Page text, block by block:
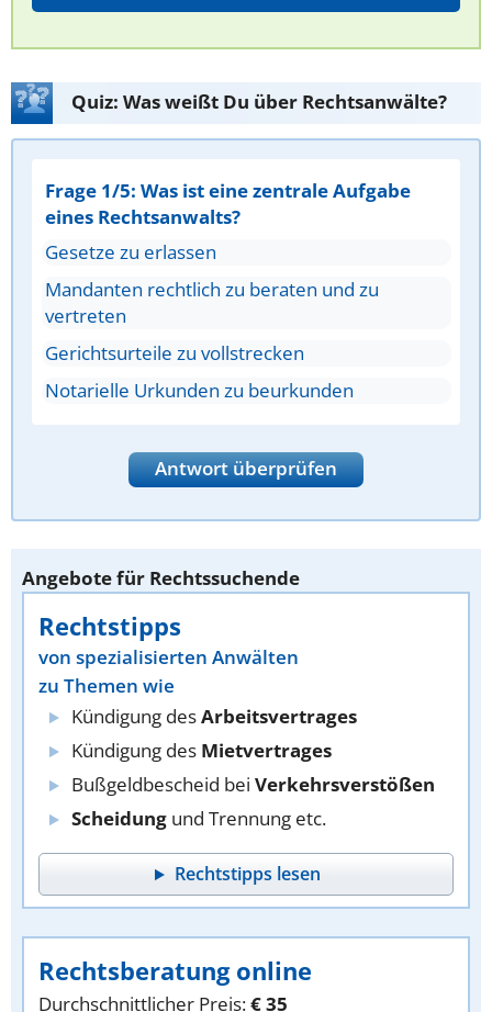
Quiz: Was weißt Du über Rechtsanwälte?
Frage 1/5: Was ist eine zentrale Aufgabe
eines Rechtsanwalts?
Gesetze zu erlassen
Mandanten rechtlich zu beraten und zu
vertreten
Gerichtsurteile zu vollstrecken
Notarielle Urkunden zu beurkunden
Antwort überprüfen
Angebote für Rechtssuchende
Rechtstipps
von spezialisierten Anwälten
zu Themen wie
Kündigung desArbeitsvertrages
Kündigung des Mietvertrages
Bußgeldbescheid bei Verkehrsverstößen
Scheidung und Trennung etc.
Rechtstipps lesen
Rechtsberatung online
Durchschnittlicher Preis:€ 35